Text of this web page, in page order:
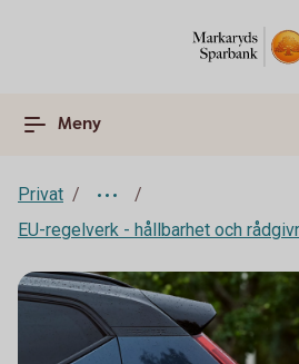
Meny
Privat
EU-regelverk - hållbarhet och